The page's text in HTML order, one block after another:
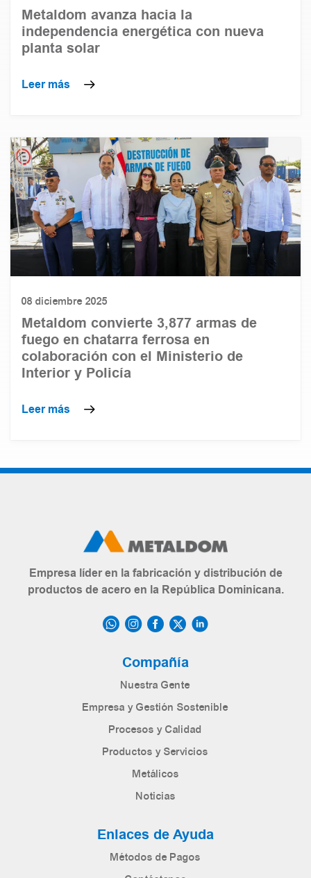
Metaldom avanza hacia la
independencia energética con nueva
planta solar
Leer más
08 diciembre 2025
Metaldom convierte 3,877 armas de
fuego en chatarra ferrosa en
colaboración con el Ministerio de
Interior y Policía
Leer más
Empresa líder en la fabricación y distribución de
productos de acero en la República Dominicana.
Compañía
Nuestra Gente
Empresa y Gestión Sostenible
Procesos y Calidad
Productos y Servicios
Metálicos
Noticias
Enlaces de Ayuda
Métodos de Pagos